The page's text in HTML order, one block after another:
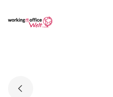
Go to landing page.